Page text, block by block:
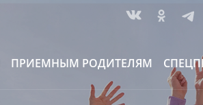
ПРИЕМНЫМ РОДИТЕЛЯМ